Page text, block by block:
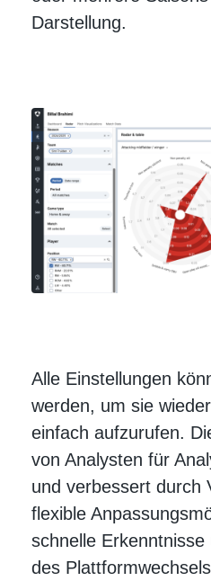
Darstellung.
Alle Einstellungen
werden, um sie
einfach aufzurufen.
von Analysten für
und verbessert durch
flexible
schnelle Erkenntnisse
des